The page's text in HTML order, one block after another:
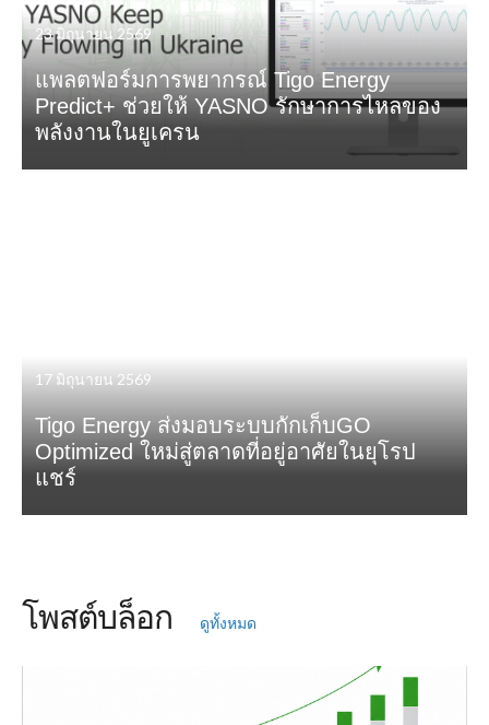
23 มิถุนายน 2569
แพลตฟอร์มการพยากรณ์ Tigo Energy
Predict+ ช่วยให้ YASNO รักษาการไหลของ
พลังงานในยูเครน
17 มิถุนายน 2569
Tigo Energy ส่งมอบระบบกักเก็บGO
Optimized ใหม่สู่ตลาดที่อยู่อาศัยในยุโรป
แชร์
โพสต์บล็อก ดูทั้งหมด